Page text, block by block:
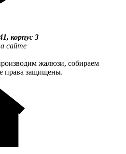
корпус 3
сайте
жалюзи, собираем
права защищены.